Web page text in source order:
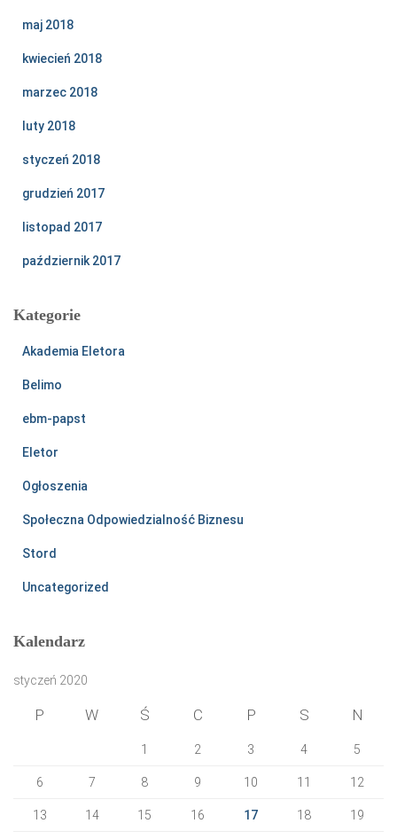
maj 2018
kwiecień 2018
marzec 2018
luty 2018
styczeń 2018
grudzień 2017
listopad 2017
październik 2017
Kategorie
Akademia Eletora
Belimo
ebm-papst
Eletor
Ogłoszenia
Społeczna Odpowiedzialność Biznesu
Stord
Uncategorized
Kalendarz
styczeń 2020
P W Ś C P S N
1 2 3 4 5
6 7 8 9 10 11 12
13 14 15 16 17 18 19